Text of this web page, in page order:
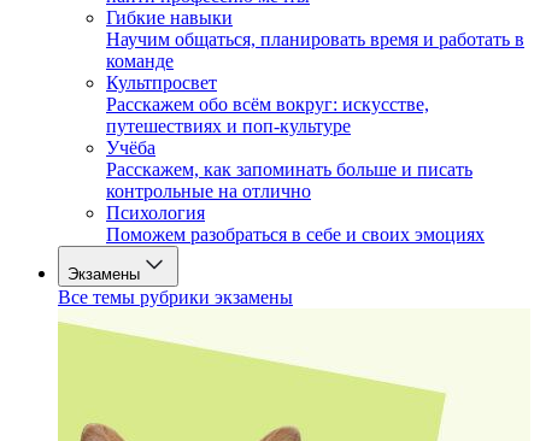
Гибкие навыки
Научим общаться, планировать время и работать в
команде
Культпросвет
Расскажем обо всём вокруг: искусстве,
путешествиях и поп-культуре
Учёба
Расскажем, как запоминать больше и писать
контрольные на отлично
Психология
Поможем разобраться в себе и своих эмоциях
Экзамены
Все темы рубрики экзамены